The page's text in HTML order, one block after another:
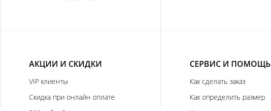
АКЦИИ И СКИДКИ
VIP клиенты
Скидка при онлайн оплате
СЕРВИС И ПОМОЩЬ
Как сделать заказ
Как определить размер